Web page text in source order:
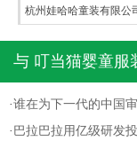
杭州娃哈哈童装有限公
与 叮当猫婴童服
·谁在为下一代的中国
· 巴拉巴拉用亿级研发